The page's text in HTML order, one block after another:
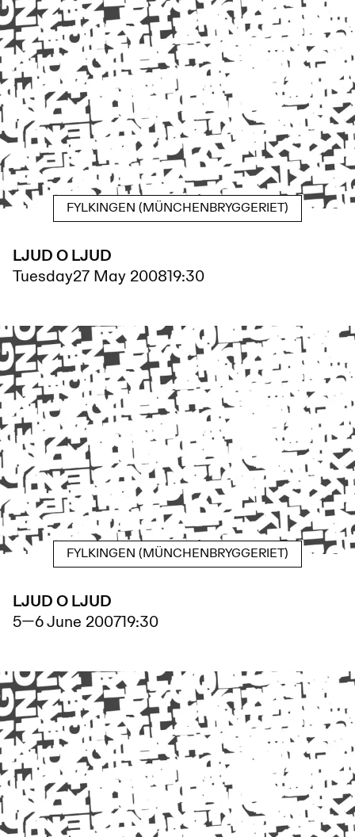
FYLKINGEN (MÜNCHENBRYGGERIET)
LJUD O LJUD
Tuesday27 May 200819:30
FYLKINGEN (MÜNCHENBRYGGERIET)
LJUD O LJUD
5—6 June 200719:30